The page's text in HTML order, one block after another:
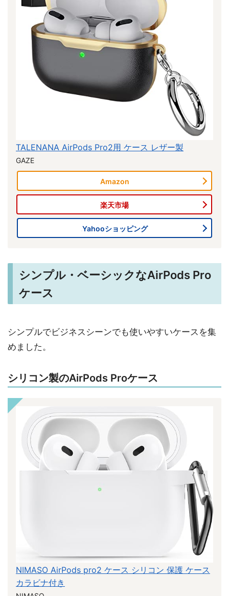
TALENANA AirPods Pro2用 ケース レザー製
GAZE
Amazon
楽天市場
Yahooショッピング
シンプル・ベーシックなAirPods Pro
ケース
シンプルでビジネスシーンでも使いやすいケースを集
めました。
シリコン製のAirPods Proケース
NIMASO AirPods pro2 ケース シリコン 保護 ケース
カラビナ付き